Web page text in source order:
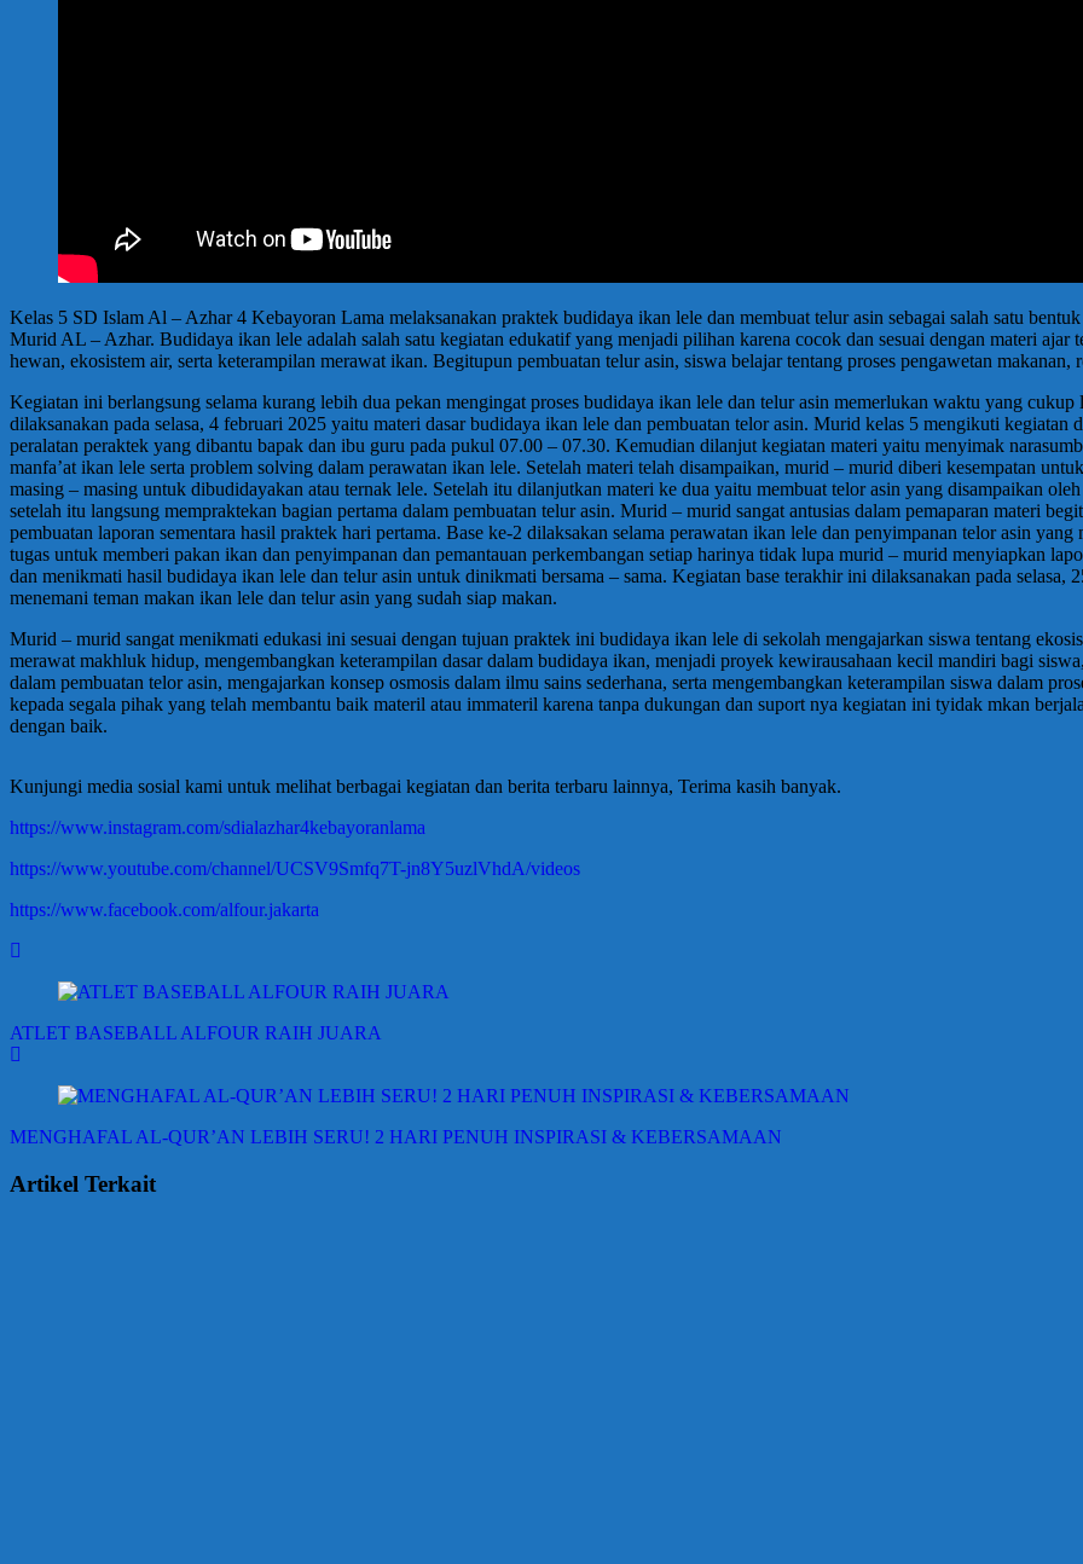
Kelas 5 SD Islam Al – Azhar 4 Kebayoran Lama melaksanakan praktek budidaya ikan lele dan membuat telur asin sebagai salah satu
Murid AL – Azhar. Budidaya ikan lele adalah salah satu kegiatan edukatif yang menjadi pilihan karena cocok dan sesuai dengan materi ajar
hewan, ekosistem air, serta keterampilan merawat ikan. Begitupun pembuatan telur asin, siswa belajar tentang proses pengawetan
Kegiatan ini berlangsung selama kurang lebih dua pekan mengingat proses budidaya ikan lele dan telur asin memerlukan waktu yang
dilaksanakan pada selasa, 4 februari 2025 yaitu materi dasar budidaya ikan lele dan pembuatan telor asin. Murid kelas 5 mengikuti kegiatan
peralatan peraktek yang dibantu bapak dan ibu guru pada pukul 07.00 – 07.30. Kemudian dilanjut kegiatan materi yaitu menyimak
manfa’at ikan lele serta problem solving dalam perawatan ikan lele. Setelah materi telah disampaikan, murid – murid diberi kesempatan
masing – masing untuk dibudidayakan atau ternak lele. Setelah itu dilanjutkan materi ke dua yaitu membuat telor asin yang disampaikan
setelah itu langsung mempraktekan bagian pertama dalam pembuatan telur asin. Murid – murid sangat antusias dalam pemaparan materi
pembuatan laporan sementara hasil praktek hari pertama. Base ke-2 dilaksakan selama perawatan ikan lele dan penyimpanan telor asin
tugas untuk memberi pakan ikan dan penyimpanan dan pemantauan perkembangan setiap harinya tidak lupa murid – murid menyiapkan
dan menikmati hasil budidaya ikan lele dan telur asin untuk dinikmati bersama – sama. Kegiatan base terakhir ini dilaksanakan pada
menemani teman makan ikan lele dan telur asin yang sudah siap makan.
Murid – murid sangat menikmati edukasi ini sesuai dengan tujuan praktek ini budidaya ikan lele di sekolah mengajarkan siswa tentang
merawat makhluk hidup, mengembangkan keterampilan dasar dalam budidaya ikan, menjadi proyek kewirausahaan kecil mandiri bagi
dalam pembuatan telor asin, mengajarkan konsep osmosis dalam ilmu sains sederhana, serta mengembangkan keterampilan siswa dalam
kepada segala pihak yang telah membantu baik materil atau immateril karena tanpa dukungan dan suport nya kegiatan ini tyidak mkan
dengan baik.
Kunjungi media sosial kami untuk melihat berbagai kegiatan dan berita terbaru lainnya, Terima kasih banyak.
https://www.instagram.com/sdialazhar4kebayoranlama
https://www.youtube.com/channel/UCSV9Smfq7T-jn8Y5uzlVhdA/videos
https://www.facebook.com/alfour.jakarta
ATLET BASEBALL ALFOUR RAIH JUARA
MENGHAFAL AL-QUR’AN LEBIH SERU! 2 HARI PENUH INSPIRASI & KEBERSAMAAN
Artikel Terkait